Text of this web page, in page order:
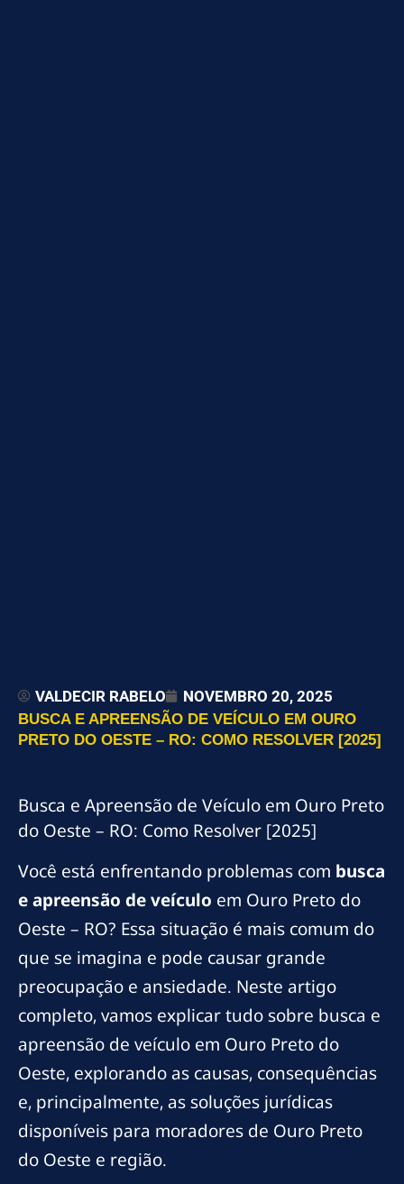
VALDECIR RABELO NOVEMBRO 20, 2025
BUSCA E APREENSÃO DE VEÍCULO EM OURO
PRETO DO OESTE – RO: COMO RESOLVER [2025]
Busca e Apreensão de Veículo em Ouro Preto
do Oeste – RO: Como Resolver [2025]
Você está enfrentando problemas com busca
e apreensão de veículo em Ouro Preto do
Oeste – RO? Essa situação é mais comum do
que se imagina e pode causar grande
preocupação e ansiedade. Neste artigo
completo, vamos explicar tudo sobre busca e
apreensão de veículo em Ouro Preto do
Oeste, explorando as causas, consequências
e, principalmente, as soluções jurídicas
disponíveis para moradores de Ouro Preto
do Oeste e região.